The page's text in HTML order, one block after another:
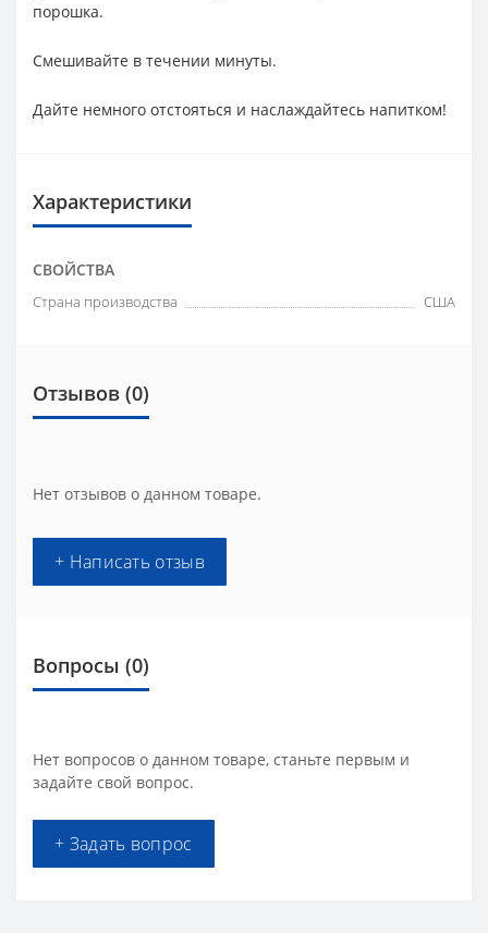
порошка.
Смешивайте в течении минуты.
Дайте немного отстояться и наслаждайтесь напитком!
Характеристики
СВОЙСТВА
Страна производства США
Отзывов (0)
Нет отзывов о данном товаре.
+ Написать отзыв
Вопросы (0)
Нет вопросов о данном товаре, станьте первым и
задайте свой вопрос.
+ Задать вопрос